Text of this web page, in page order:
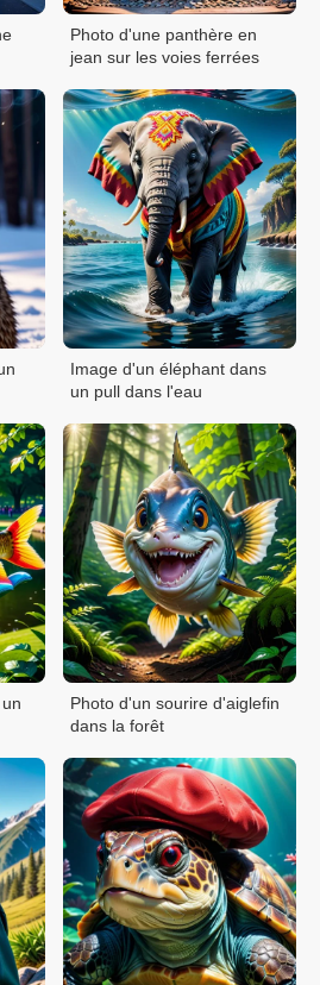
Photo d'une panthère en
jean sur les voies ferrées
Image d'un éléphant dans
un pull dans l'eau
Photo d'un sourire d'aiglefin
dans la forêt